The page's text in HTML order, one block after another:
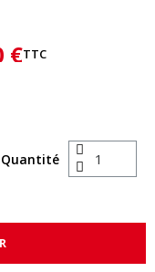
€TTC
Quantité